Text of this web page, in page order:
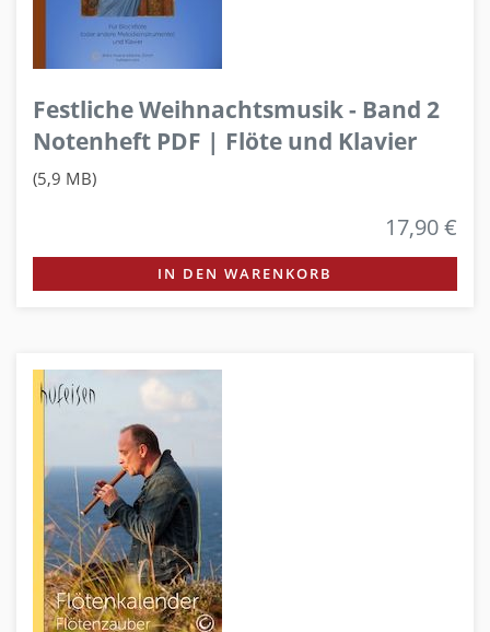
Festliche Weihnachtsmusik - Band 2
Notenheft PDF | Flöte und Klavier
(5,9 MB)
17,90 €
IN DEN WARENKORB